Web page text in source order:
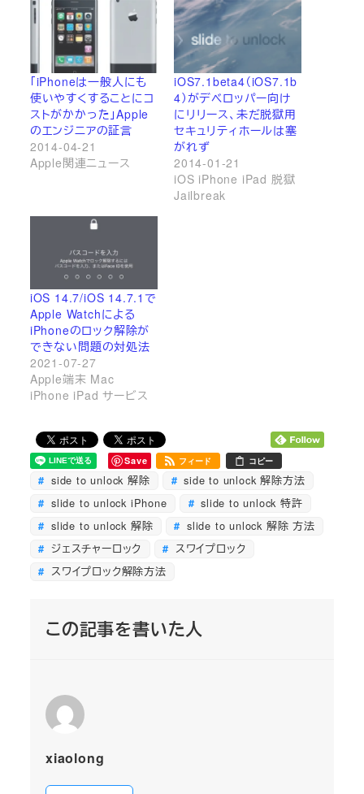
「iPhoneは一般人にも
使いやすくすることにコ
ストがかかった」Apple
のエンジニアの証言
2014-04-21
Apple関連ニュース
iOS7.1beta4（iOS7.1b
4）がデベロッパー向け
にリリース、未だ脱獄用
セキュリティホールは塞
がれず
2014-01-21
iOS iPhone iPad 脱獄
Jailbreak
iOS 14.7/iOS 14.7.1で
Apple Watchによる
iPhoneのロック解除が
できない問題の対処法
2021-07-27
Apple端末 Mac
iPhone iPad サービス
Save フィード コピー
side to unlock 解除
side to unlock 解除方法
slide to unlock iPhone
slide to unlock 特許
slide to unlock 解除
slide to unlock 解除 方法
ジェスチャーロック
スワイプロック
スワイプロック解除方法
この記事を書いた人
xiaolong